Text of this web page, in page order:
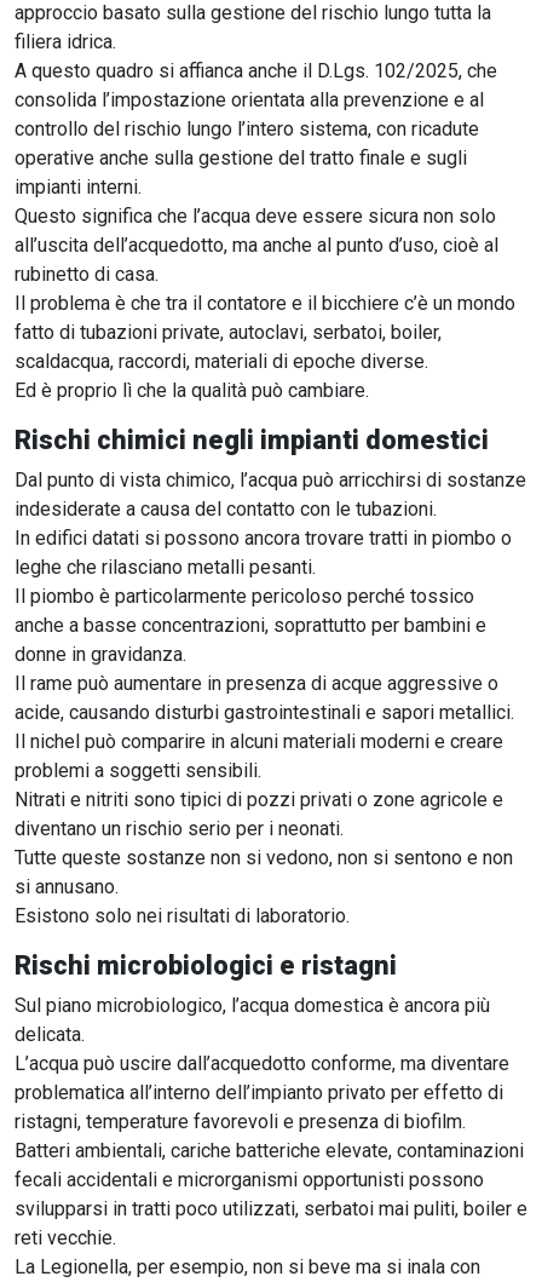
approccio basato sulla gestione del rischio lungo tutta la
filiera idrica.
A questo quadro si affianca anche il D.Lgs. 102/2025, che
consolida l’impostazione orientata alla prevenzione e al
controllo del rischio lungo l’intero sistema, con ricadute
operative anche sulla gestione del tratto finale e sugli
impianti interni.
Questo significa che l’acqua deve essere sicura non solo
all’uscita dell’acquedotto, ma anche al punto d’uso, cioè al
rubinetto di casa.
Il problema è che tra il contatore e il bicchiere c’è un mondo
fatto di tubazioni private, autoclavi, serbatoi, boiler,
scaldacqua, raccordi, materiali di epoche diverse.
Ed è proprio lì che la qualità può cambiare.
Rischi chimici negli impianti domestici
Dal punto di vista chimico, l’acqua può arricchirsi di sostanze
indesiderate a causa del contatto con le tubazioni.
In edifici datati si possono ancora trovare tratti in piombo o
leghe che rilasciano metalli pesanti.
Il piombo è particolarmente pericoloso perché tossico
anche a basse concentrazioni, soprattutto per bambini e
donne in gravidanza.
Il rame può aumentare in presenza di acque aggressive o
acide, causando disturbi gastrointestinali e sapori metallici.
Il nichel può comparire in alcuni materiali moderni e creare
problemi a soggetti sensibili.
Nitrati e nitriti sono tipici di pozzi privati o zone agricole e
diventano un rischio serio per i neonati.
Tutte queste sostanze non si vedono, non si sentono e non
si annusano.
Esistono solo nei risultati di laboratorio.
Rischi microbiologici e ristagni
Sul piano microbiologico, l’acqua domestica è ancora più
delicata.
L’acqua può uscire dall’acquedotto conforme, ma diventare
problematica all’interno dell’impianto privato per effetto di
ristagni, temperature favorevoli e presenza di biofilm.
Batteri ambientali, cariche batteriche elevate, contaminazioni
fecali accidentali e microrganismi opportunisti possono
svilupparsi in tratti poco utilizzati, serbatoi mai puliti, boiler e
reti vecchie.
La Legionella, per esempio, non si beve ma si inala con